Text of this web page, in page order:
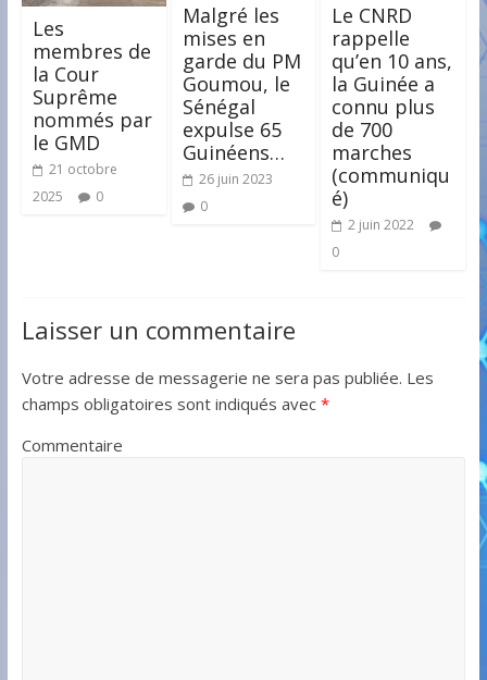
Les
membres de
la Cour
Suprême
nommés par
le GMD
21 octobre
2025
0
Malgré les
mises en
garde du PM
Goumou, le
Sénégal
expulse 65
Guinéens…
26 juin 2023
0
Le CNRD
rappelle
qu’en 10 ans,
la Guinée a
connu plus
de 700
marches
(communiqu
é)
2 juin 2022
0
Laisser un commentaire
Votre adresse de messagerie ne sera pas publiée. Les
champs obligatoires sont indiqués avec *
Commentaire